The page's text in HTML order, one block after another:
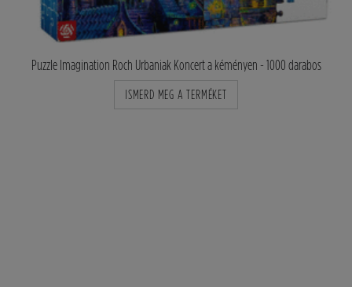
Puzzle Imagination Roch Urbaniak Koncert a kéményen - 1000 darabos
ISMERD MEG A TERMÉKET